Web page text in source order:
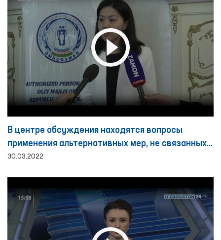
В центре обсуждения находятся вопросы
применения альтернативных мер, не связанных с
лишением свободы
30.03.2022